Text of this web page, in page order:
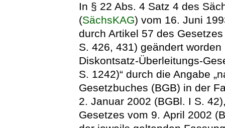
In § 22 Abs. 4 Satz 4 des
(SächsKAG) vom 16. Juni
durch Artikel 57 des
S. 426, 431) geändert
Diskontsatz-Überleitungs-
S. 1242)“ durch die Angabe
Gesetzbuches (BGB) in der
2. Januar 2002 (BGBl. I S.
Gesetzes vom 9. April 2002